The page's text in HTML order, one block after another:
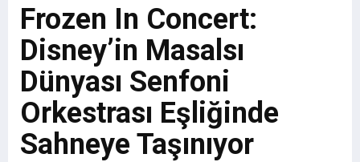
Frozen In Concert:
Disney’in Masalsı
Dünyası Senfoni
Orkestrası Eşliğinde
Sahneye Taşınıyor